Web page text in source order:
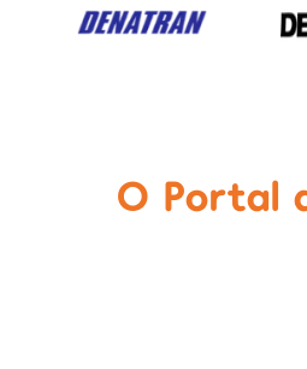
O Portal